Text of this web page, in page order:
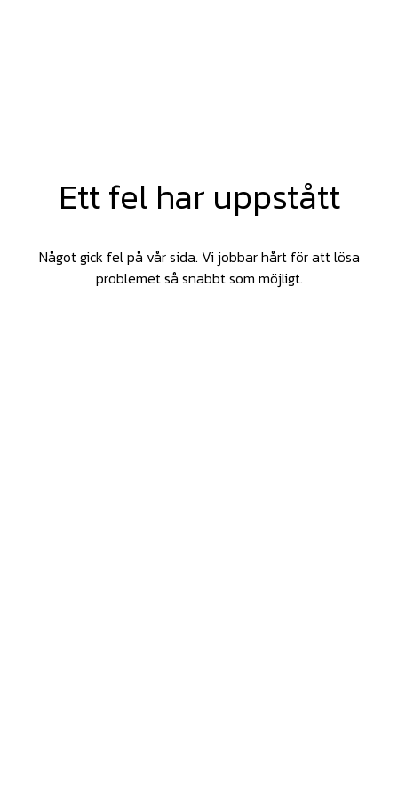
Ett fel har uppstått
Något gick fel på vår sida. Vi jobbar hårt för att lösa
problemet så snabbt som möjligt.